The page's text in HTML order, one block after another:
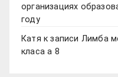
организациях
году
Катя к записи Лимба
класа а 8